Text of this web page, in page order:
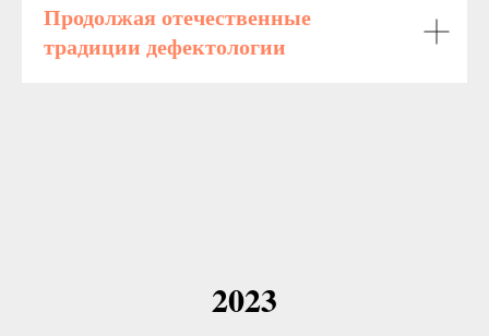
Продолжая отечественные
традиции дефектологии
2023